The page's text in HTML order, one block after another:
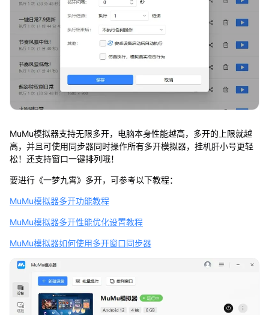
MuMu模拟器支持无限多开，电脑本身性能越高，多开的上限就越
高，并且可使用同步器同时操作所有多开模拟器，挂机肝小号更轻
松！还支持窗口一键排列哦！
要进行《一梦九霄》多开，可参考以下教程：
MuMu模拟器多开功能教程
MuMu模拟器多开性能优化设置教程
MuMu模拟器如何使用多开窗口同步器